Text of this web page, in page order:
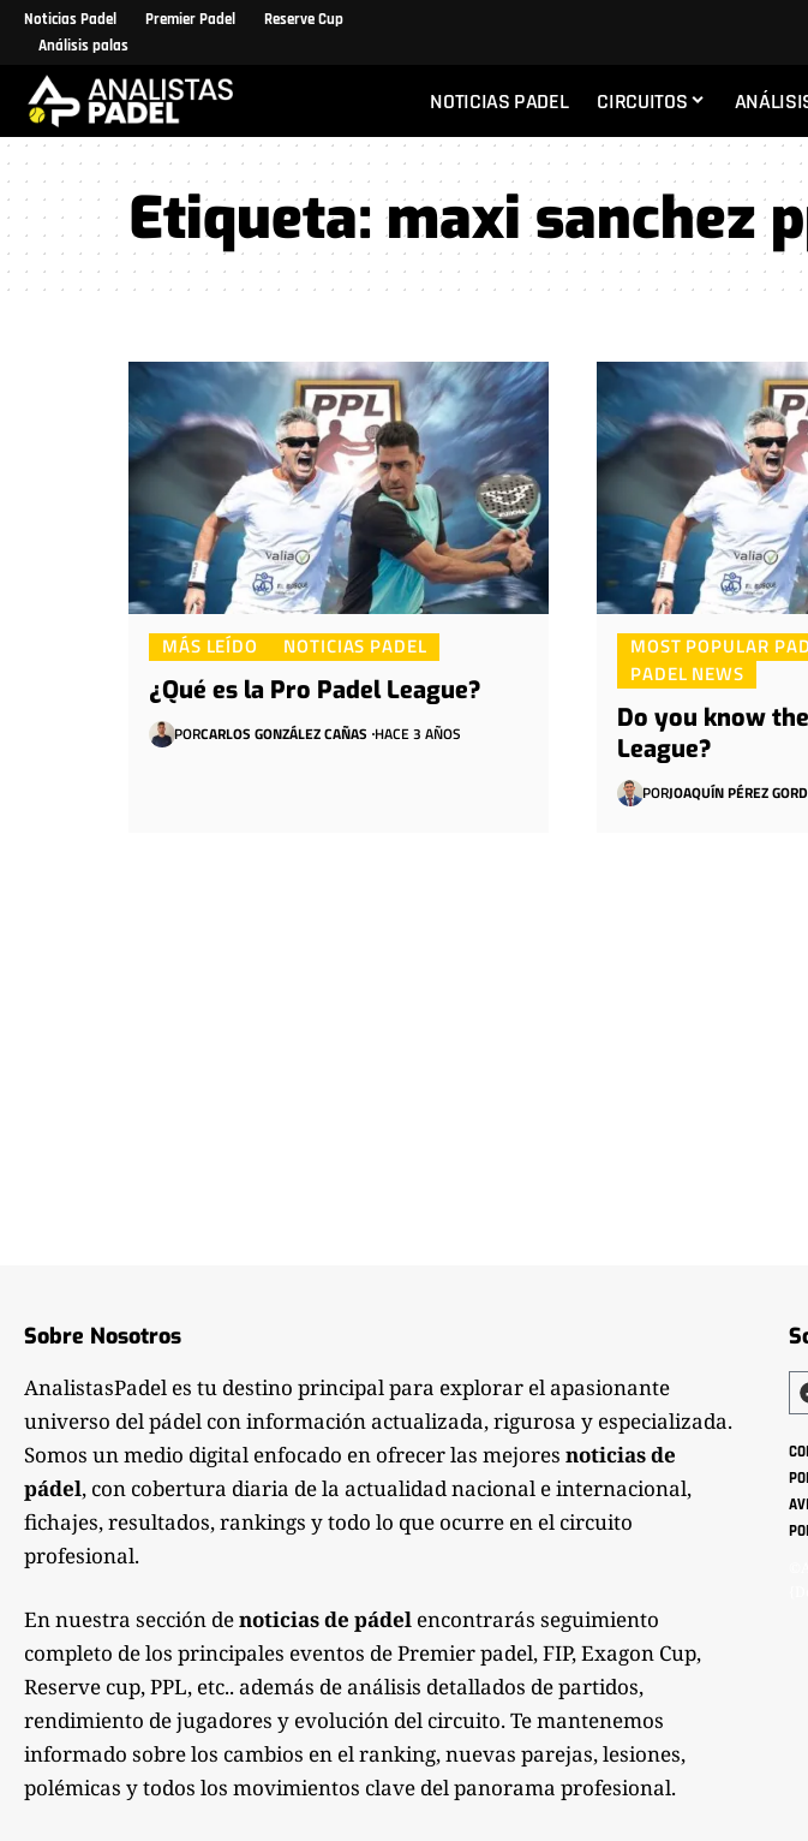
Noticias Padel Premier Padel
Reserve Cup
Análisis palas
NOTICIAS PADEL CIRCUITOS
Etiqueta:maxi sanchez
MÁS LEÍDO NOTICIAS PADEL
¿Qué es la Pro Padel League?
PORCARLOS GONZÁLEZ CAÑAS HACE 3 AÑOS
MOST POPULAR
PADEL NEWS
Do you know
League?
PORJOAQUÍN PÉREZ
Sobre Nosotros
AnalistasPadel es tu destino principal para explorar el apasionante
universo del pádel con información actualizada, rigurosa y especializada.
Somos un medio digital enfocado en ofrecer las mejores noticias de
pádel, con cobertura diaria de la actualidad nacional e internacional,
fichajes, resultados, rankings y todo lo que ocurre en el circuito
profesional.
En nuestra sección denoticias de pádel encontrarás seguimiento
completo de los principales eventos de Premier padel, FIP, Exagon Cup,
Reserve cup, PPL, etc.. además de análisis detallados de partidos,
rendimiento de jugadores y evolución del circuito. Te mantenemos
informado sobre los cambios en el ranking, nuevas parejas, lesiones,
polémicas y todos los movimientos clave del panorama profesional.